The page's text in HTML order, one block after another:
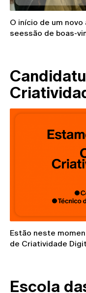
O início de um
seessão de boas-
Estão neste
de Criatividade
Escola